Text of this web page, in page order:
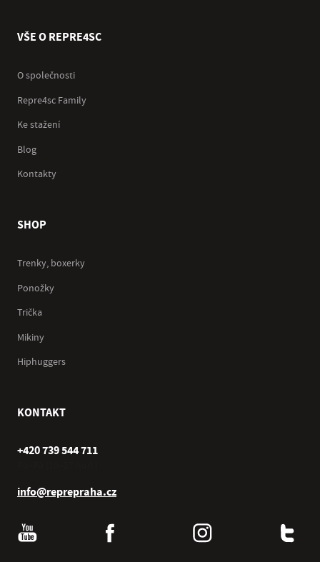
VŠE O REPRE4SC
O společnosti
Repre4sc Family
Ke stažení
Blog
Kontakty
SHOP
Trenky, boxerky
Ponožky
Trička
Mikiny
Hiphuggers
KONTAKT
+420 739 544 711
info@reprepraha.cz